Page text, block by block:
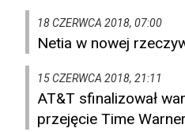
18 CZERWCA 2018, 07:00
Netia w nowej
15 CZERWCA 2018, 21:11
AT&T sfinalizował
przejęcie Time Warner